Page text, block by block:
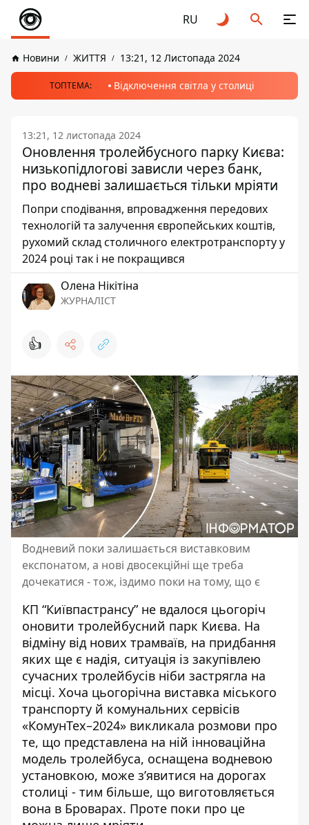
RU
Новини ЖИТТЯ 13:21, 12 Листопада 2024
ТОПТЕМА: Відключення світла у столиці
13:21, 12 листопада 2024
Оновлення тролейбусного парку Києва:
низькопідлогові зависли через банк,
про водневі залишається тільки мріяти
Попри сподівання, впровадження передових
технологій та залучення європейських коштів,
рухомий склад столичного електротранспорту у
2024 році так і не покращився
Олена Нікітіна
ЖУРНАЛІСТ
👍
Водневий поки залишається виставковим
експонатом, а нові двосекційні ще треба
дочекатися - тож, іздимо поки на тому, що є
КП “Київпастрансу” не вдалося цьогоріч
оновити тролейбусний парк Києва. На
відміну від нових трамваїв, на придбання
яких ще є надія, ситуація із закупівлею
сучасних тролейбусів ніби застрягла на
місці. Хоча цьогорічна виставка міського
транспорту й комунальних сервісів
«КомунТех–2024» викликала розмови про
те, що представлена на ній інноваційна
модель тролейбуса, оснащена водневою
установкою, може з’явитися на дорогах
столиці - тим більше, що виготовляється
вона в Броварах. Проте поки про це